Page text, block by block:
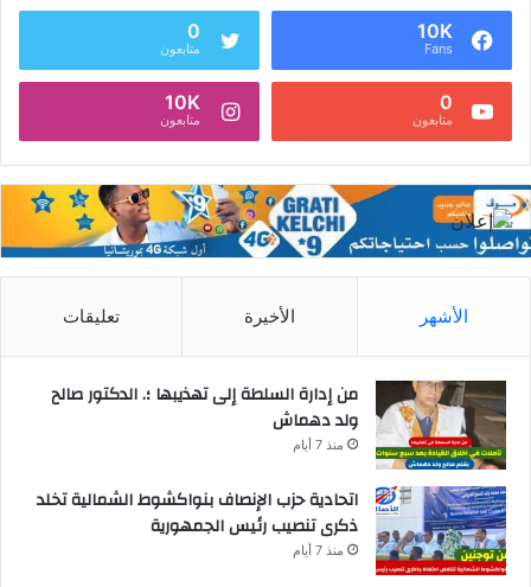
10K
Fans
0
متابعون
0
متابعون
10K
متابعون
الأشهر الأخيرة تعليقات
من إدارة السلطة إلى تهذيبها ؛. الدكتور صالح
ولد دهماش
منذ 7 أيام
اتحادية حزب الإنصاف بنواكشوط الشمالية تخلد
ذكرى تنصيب رئيس الجمهورية
منذ 7 أيام